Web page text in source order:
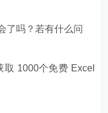
了吗？若有什么问
1000个免费 Excel